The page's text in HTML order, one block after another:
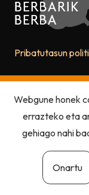
Pribatutasun
Webgune honek
errazteko eta
gehiago nahi
Onartu